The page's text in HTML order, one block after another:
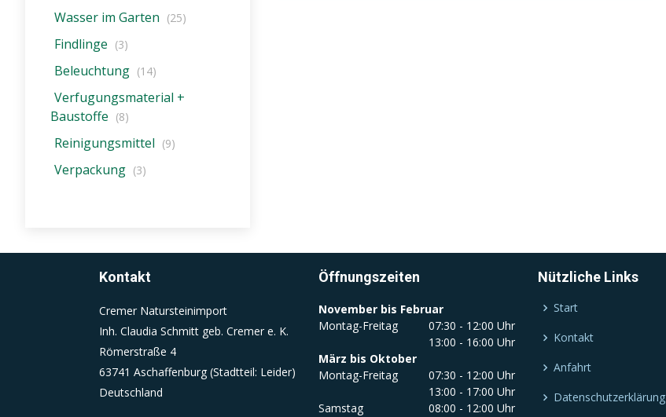
Wasser im Garten (25)
Findlinge (3)
Beleuchtung (14)
Verfugungsmaterial +
Baustoffe (8)
Reinigungsmittel (9)
Verpackung (3)
Kontakt
Cremer Natursteinimport
Inh. Claudia Schmitt geb. Cremer e. K.
Römerstraße 4
63741 Aschaffenburg (Stadtteil: Leider)
Deutschland
Öffnungszeiten
November bis Februar
Montag-Freitag
07:30 - 12:00 Uhr
13:00 - 16:00 Uhr
März bis Oktober
Montag-Freitag
07:30 - 12:00 Uhr
13:00 - 17:00 Uhr
Samstag
08:00 - 12:00 Uhr
Nützliche Links
Start
Kontakt
Anfahrt
Datenschutzerklärung
Laufzeit:
Dieser Cookie wird beim Schließen
(Sitzungscookie)
Einverständnis-Cookie
Name:
Optionen des Benutzers